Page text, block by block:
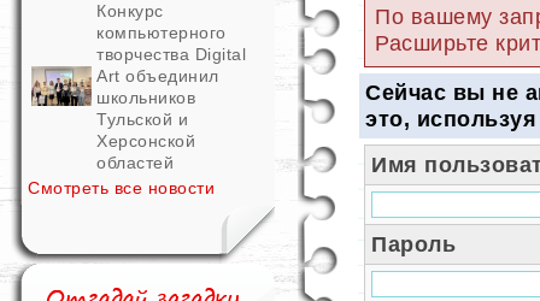
Конкурс
компьютерного
творчества Digital
Art объединил
школьников
Тульской и
Херсонской
областей
Смотреть все новости
По вашему
Расширьте
Сейчас вы не
это,
Имя
Пароль